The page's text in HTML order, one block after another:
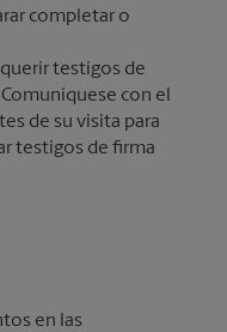
completar o
testigos de
con el
de su visita para
testigos de firma
en las